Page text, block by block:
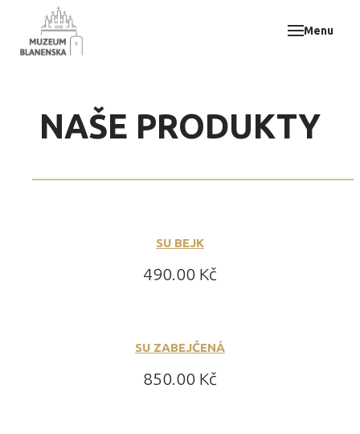
Menu
NAŠE PRODUKTY
SU BEJK
Cena:
490.00 Kč
SU ZABEJČENÁ
Cena:
850.00 Kč